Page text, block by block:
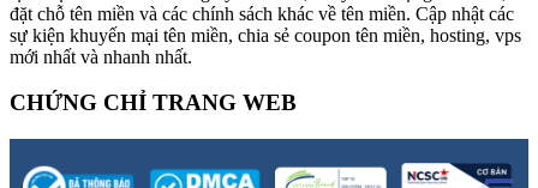
đặt chỗ tên miền và các chính sách khác về tên miền. Cập nhật các
sự kiện khuyến mại tên miền, chia sẻ coupon tên miền, hosting, vps
mới nhất và nhanh nhất.
CHỨNG CHỈ TRANG WEB